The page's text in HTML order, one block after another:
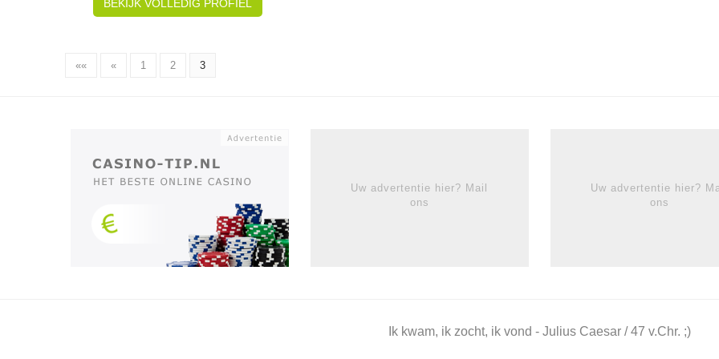
BEKIJK VOLLEDIG PROFIEL
«« « 1 2 3
Uw advertentie hier? Mail
ons
Uw advertentie hier?
ons
Ik kwam, ik zocht, ik vond - Julius Caesar / 47 v.Chr. ;)